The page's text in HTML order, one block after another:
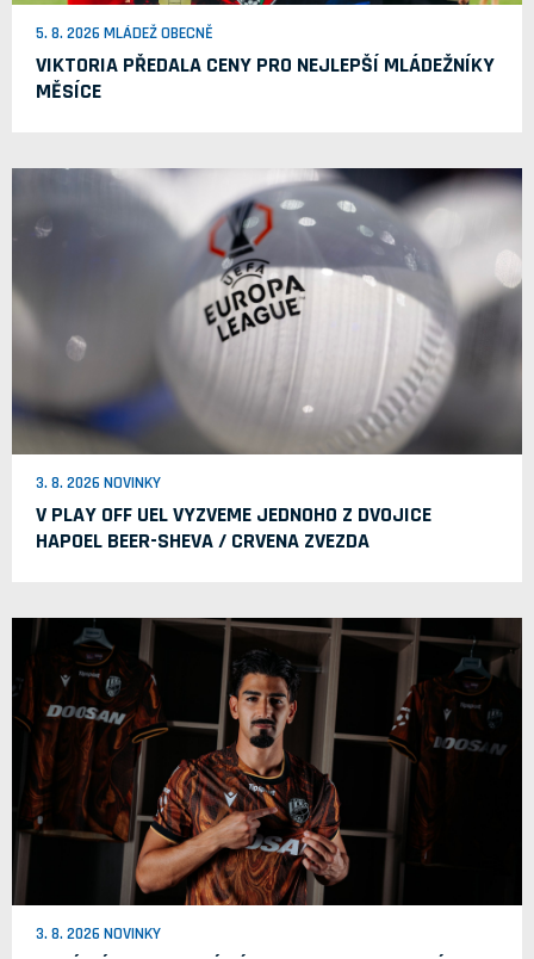
5. 8. 2026 MLÁDEŽ OBECNĚ
VIKTORIA PŘEDALA CENY PRO NEJLEPŠÍ MLÁDEŽNÍKY
MĚSÍCE
3. 8. 2026 NOVINKY
V PLAY OFF UEL VYZVEME JEDNOHO Z DVOJICE
HAPOEL BEER-SHEVA / CRVENA ZVEZDA
3. 8. 2026 NOVINKY